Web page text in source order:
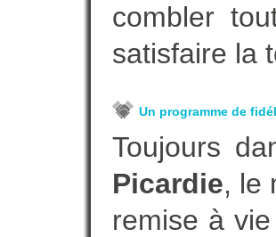
combler
satisfaire la
Un programme de
Toujours
Picardie, le
remise à